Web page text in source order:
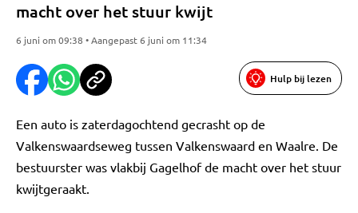
macht over het stuur kwijt
6 juni om 09:38 • Aangepast 6 juni om 11:34
Hulp bij lezen
Een auto is zaterdagochtend gecrasht op de
Valkenswaardseweg tussen Valkenswaard en Waalre. De
bestuurster was vlakbij Gagelhof de macht over het stuur
kwijtgeraakt.